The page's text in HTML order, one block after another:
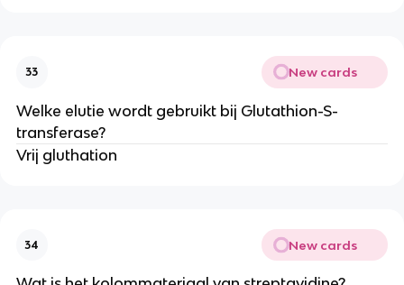
33 New cards
Welke elutie wordt gebruikt bij Glutathion-S-
transferase?
Vrij gluthation
34 New cards